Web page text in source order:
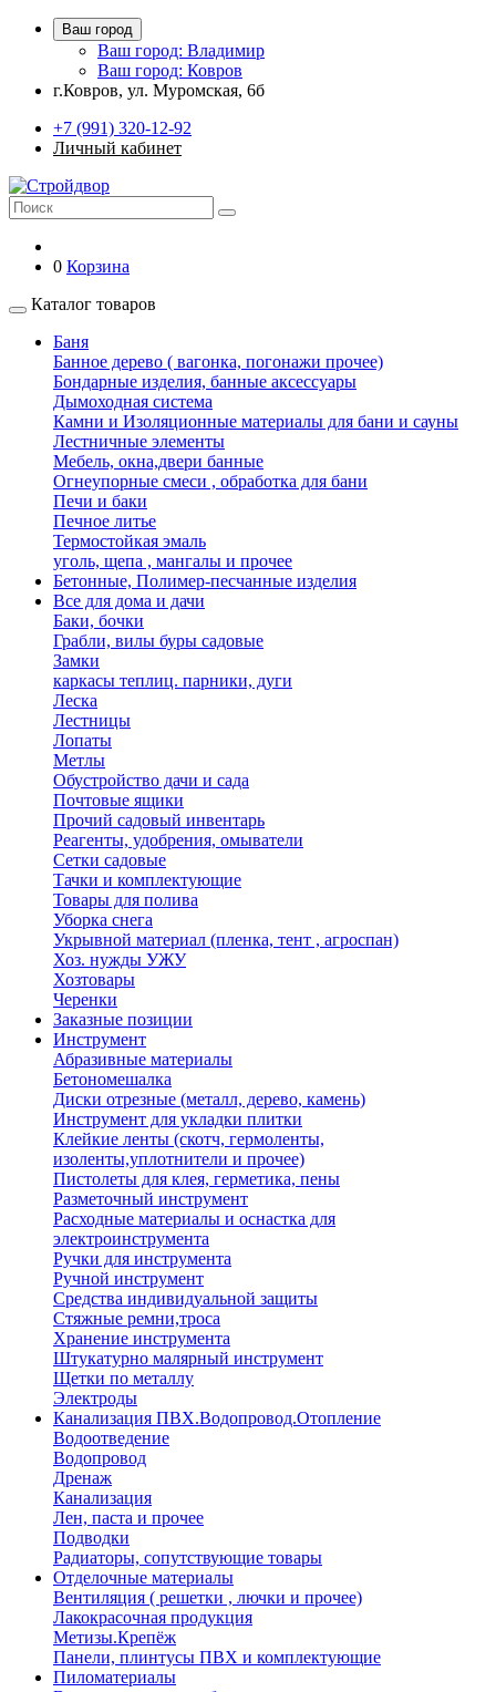
Ваш город
Ваш город: Владимир
Ваш город: Ковров
г.Ковров, ул. Муромская, 6б
+7 (991) 320-12-92
Личный кабинет
0 Корзина
Каталог товаров
Баня
Банное дерево ( вагонка, погонажи прочее)
Бондарные изделия, банные аксессуары
Дымоходная система
Камни и Изоляционные материалы для бани и сауны
Лестничные элементы
Мебель, окна,двери банные
Огнеупорные смеси , обработка для бани
Печи и баки
Печное литье
Термостойкая эмаль
уголь, щепа , мангалы и прочее
Бетонные, Полимер-песчанные изделия
Все для дома и дачи
Баки, бочки
Грабли, вилы буры садовые
Замки
каркасы теплиц. парники, дуги
Леска
Лестницы
Лопаты
Метлы
Обустройство дачи и сада
Почтовые ящики
Прочий садовый инвентарь
Реагенты, удобрения, омыватели
Сетки садовые
Тачки и комплектующие
Товары для полива
Уборка снега
Укрывной материал (пленка, тент , агроспан)
Хоз. нужды УЖУ
Хозтовары
Черенки
Заказные позиции
Инструмент
Абразивные материалы
Бетономешалка
Диски отрезные (металл, дерево, камень)
Инструмент для укладки плитки
Клейкие ленты (скотч, гермоленты,
изоленты,уплотнители и прочее)
Пистолеты для клея, герметика, пены
Разметочный инструмент
Расходные материалы и оснастка для
электроинструмента
Ручки для инструмента
Ручной инструмент
Средства индивидуальной защиты
Стяжные ремни,троса
Хранение инструмента
Штукатурно малярный инструмент
Щетки по металлу
Электроды
Канализация ПВХ.Водопровод.Отопление
Водоотведение
Водопровод
Дренаж
Канализация
Лен, паста и прочее
Подводки
Радиаторы, сопутствующие товары
Отделочные материалы
Вентиляция ( решетки , лючки и прочее)
Лакокрасочная продукция
Метизы.Крепёж
Панели, плинтусы ПВХ и комплектующие
Пиломатериалы